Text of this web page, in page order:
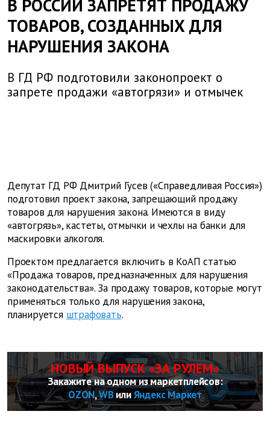
В РОССИИ ЗАПРЕТЯТ ПРОДАЖУ
ТОВАРОВ, СОЗДАННЫХ ДЛЯ
НАРУШЕНИЯ ЗАКОНА
В ГД РФ подготовили законопроект о
запрете продажи «автогрязи» и отмычек
Депутат ГД РФ Дмитрий Гусев («Справедливая Россия»)
подготовил проект закона, запрещающий продажу
товаров для нарушения закона. Имеются в виду
«автогрязь», кастеты, отмычки и чехлы на банки для
маскировки алкоголя.
Проектом предлагается включить в КоАП статью
«Продажа товаров, предназначенных для нарушения
законодательства». За продажу товаров, которые могут
применяться только для нарушения закона,
планируется штрафовать.
НОВЫЙ ВЫПУСК «ЗА РУЛЕМ»
Закажите на одном из маркетплейсов:
OZON,WBилиЯндекс Маркет